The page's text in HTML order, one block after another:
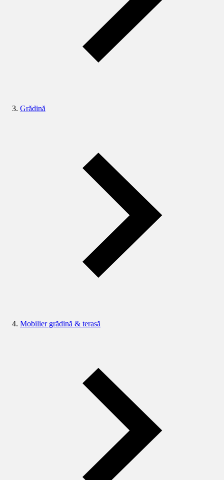
Grădină
Mobilier grădină & terasă